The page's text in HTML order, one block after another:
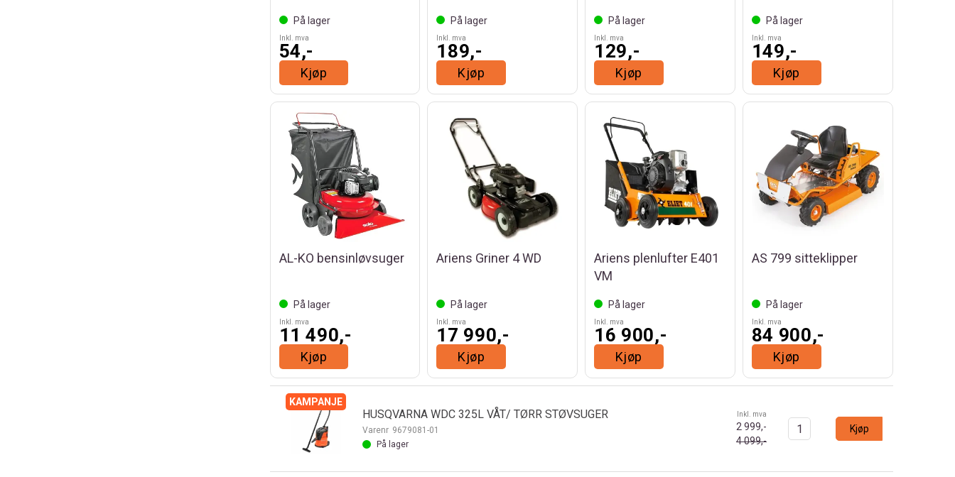
På lager
Inkl. mva
54,-
Kjøp
På lager
Inkl. mva
189,-
Kjøp
På lager
Inkl. mva
129,-
Kjøp
På lager
Inkl. mva
149,-
Kjøp
AL-KO bensinløvsuger
På lager
Inkl. mva
11 490,-
Kjøp
Ariens Griner 4 WD
På lager
Inkl. mva
17 990,-
Kjøp
Ariens plenlufter E401
VM
På lager
Inkl. mva
16 900,-
Kjøp
AS 799 sitteklipper
På lager
Inkl. mva
84 900,-
Kjøp
HUSQVARNA WDC 325L VÅT/ TØRR STØVSUGER
Varenr 9679081-01
På lager
Inkl. mva
2 999,-
4 099,-
Kjøp